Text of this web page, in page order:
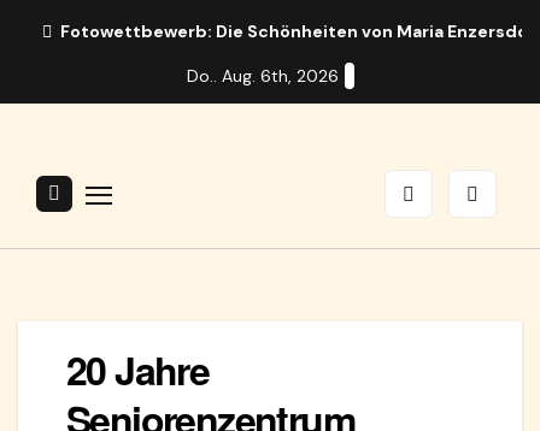
Fotowettbewerb: Die Schönheiten von Maria Enzersdorf
Do.. Aug. 6th, 2026
20 Jahre
Seniorenzentrum